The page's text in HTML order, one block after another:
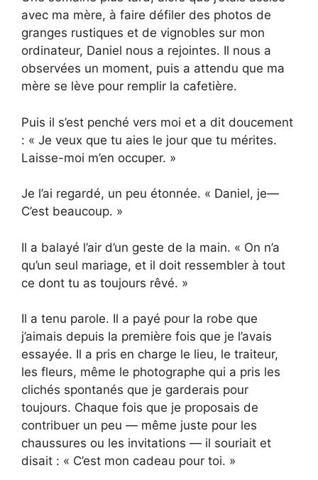
avec ma mère, à faire défiler des photos de
granges rustiques et de vignobles sur mon
ordinateur, Daniel nous a rejointes. Il nous a
observées un moment, puis a attendu que ma
mère se lève pour remplir la cafetière.
Puis il s’est penché vers moi et a dit doucement
: « Je veux que tu aies le jour que tu mérites.
Laisse-moi m’en occuper. »
Je l’ai regardé, un peu étonnée. « Daniel, je—
C’est beaucoup. »
Il a balayé l’air d’un geste de la main. « On n’a
qu’un seul mariage, et il doit ressembler à tout
ce dont tu as toujours rêvé. »
Il a tenu parole. Il a payé pour la robe que
j’aimais depuis la première fois que je l’avais
essayée. Il a pris en charge le lieu, le traiteur,
les fleurs, même le photographe qui a pris les
clichés spontanés que je garderais pour
toujours. Chaque fois que je proposais de
contribuer un peu — même juste pour les
chaussures ou les invitations — il souriait et
disait : « C’est mon cadeau pour toi. »